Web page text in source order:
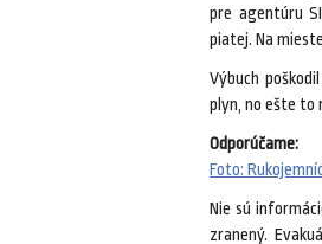
pre agentúru
piatej. Na
Výbuch
plyn, no ešte to
Odporúčame:
Foto:
Nie sú
zranený.